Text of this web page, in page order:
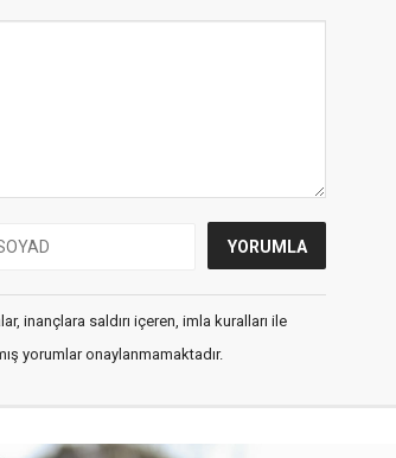
inançlara saldırı içeren, imla kuralları ile
yorumlar onaylanmamaktadır.